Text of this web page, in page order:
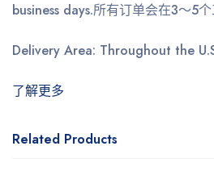
business days.所有订单会在3～5
Delivery Area: Throughout the
了解更多
Related Products